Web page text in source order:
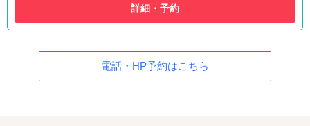
詳細・予約
電話・HP予約はこちら